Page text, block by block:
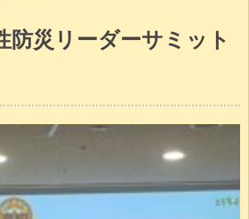
防災リーダーサミット